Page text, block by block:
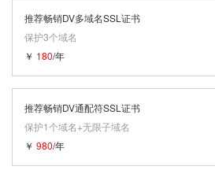
推荐畅销DV多域名SSL证书
保护3个域名
￥ 180/年
推荐畅销DV通配符SSL证书
保护1个域名+无限子域名
￥ 980/年